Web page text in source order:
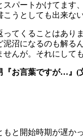
パートかけてます
うとしても出来
てくることはあり
沼になるのも解
んが。それにして
『お言葉ですが…』(
と開始時期が遅